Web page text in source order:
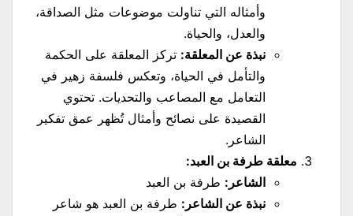
وأمثاله التي تناولت موضوعات مثل الصداقة،
والعدل، والحياة.
نبذة عن المعلقة: تركز المعلقة على الحكمة
والتأمل في الحياة، وتعكس فلسفة زهير في
التعامل مع المصاعب والتحديات. تحتوي
القصيدة على نصائح وأمثال تُظهر عمق تفكير
الشاعر.
معلقة طرفة بن العبد:
الشاعر: طرفة بن العبد
نبذة عن الشاعر: طرفة بن العبد هو شاعر